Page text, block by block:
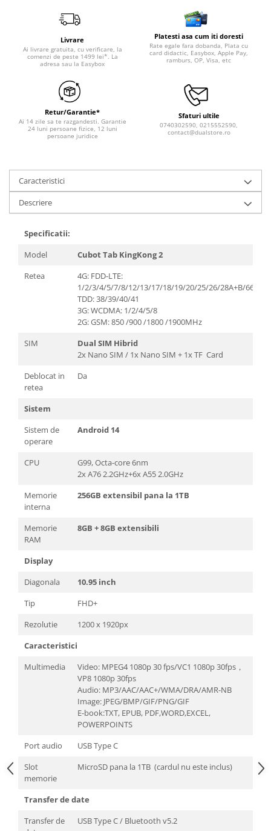
Livrare
Ai livrare gratuita, cu verificare, la
comenzi de peste 1499 lei*. La
adresa sau la Easybox
Platesti asa cum iti doresti
Rate egale fara dobanda, Plata cu
card didactic, Easybox, Apple Pay,
ramburs, OP, Visa, etc
Retur/Garantie*
Ai 14 zile sa te razgandesti. Garantie
24 luni persoane fizice, 12 luni
persoane juridice
Sfaturi ultile
0740302590, 0215552590,
contact@dualstore.ro
Caracteristici
Descriere
Specificatii:
Model
Cubot Tab KingKong 2
Retea
4G: FDD-LTE:
1/2/3/4/5/7/8/12/13/17/18/19/20/25/26/28A+B/66
TDD: 38/39/40/41
3G: WCDMA: 1/2/4/5/8
2G: GSM: 850 /900 /1800 /1900MHz
SIM
Dual SIM Hibrid
2x Nano SIM / 1x Nano SIM + 1x TF Card
Deblocat in
retea
Da
Sistem
Sistem de
operare
Android 14
CPU
G99, Octa-core 6nm
2x A76 2.2GHz+6x A55 2.0GHz
Memorie
interna
256GB extensibil pana la 1TB
Memorie
RAM
8GB + 8GB extensibili
Display
Diagonala
10.95 inch
Tip
FHD+
Rezolutie
1200 x 1920px
Caracteristici
Multimedia
Video: MPEG4 1080p 30 fps/VC1 1080p 30fps，
VP8 1080p 30fps
Audio: MP3/AAC/AAC+/WMA/DRA/AMR-NB
Image: JPEG/BMP/GIF/PNG/GIF
E-book:TXT, EPUB, PDF,WORD,EXCEL,
POWERPOINTS
Port audio
USB Type C
Slot
memorie
MicroSD pana la 1TB (cardul nu este inclus)
Transfer de date
Transfer de
USB Type C / Bluetooth v5.2